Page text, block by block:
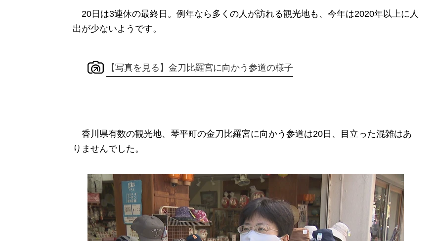
20日は3連休の最終日。例年なら多くの人が訪れる観光地も、今年は2020年以上に人
出が少ないようです。
【写真を見る】金刀比羅宮に向かう参道の様子
香川県有数の観光地、琴平町の金刀比羅宮に向かう参道は20日、目立った混雑はあ
りませんでした。